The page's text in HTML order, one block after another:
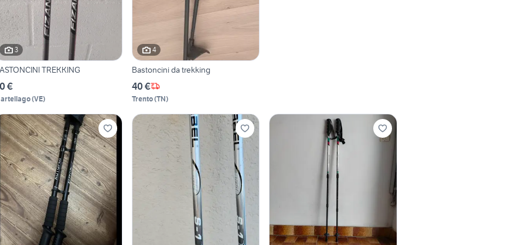
3
TREKKING
€
(VE)
4
Bastoncini da trekking
40 €
Trento(TN)